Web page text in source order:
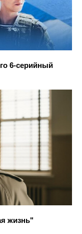
6-серийный
жизнь"